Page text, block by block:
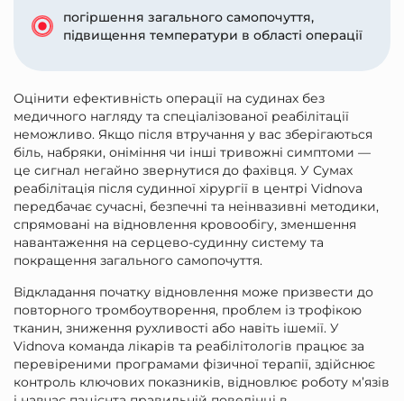
погіршення загального самопочуття,
підвищення температури в області операції
Оцінити ефективність операції на судинах без
медичного нагляду та спеціалізованої реабілітації
неможливо. Якщо після втручання у вас зберігаються
біль, набряки, оніміння чи інші тривожні симптоми —
це сигнал негайно звернутися до фахівця. У Сумах
реабілітація після судинної хірургії в центрі Vidnova
передбачає сучасні, безпечні та неінвазивні методики,
спрямовані на відновлення кровообігу, зменшення
навантаження на серцево-судинну систему та
покращення загального самопочуття.
Відкладання початку відновлення може призвести до
повторного тромбоутворення, проблем із трофікою
тканин, зниження рухливості або навіть ішемії. У
Vidnova команда лікарів та реабілітологів працює за
перевіреними програмами фізичної терапії, здійснює
контроль ключових показників, відновлює роботу м’язів